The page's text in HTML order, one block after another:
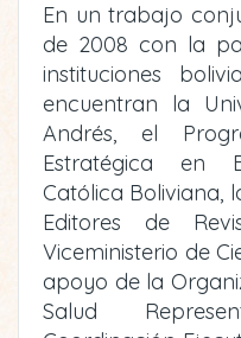
En un trabajo
de 2008 con la
instituciones
encuentran la
Andrés, el
Estratégica en
Católica Boliviana,
Editores de
Viceministerio de
apoyo de la
Salud